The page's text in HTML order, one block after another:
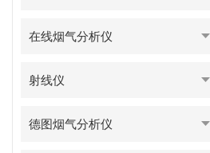
在线烟气分析仪
射线仪
德图烟气分析仪